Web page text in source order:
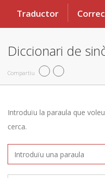
Traductor
Diccionari de
Compartiu
Introduïu la paraula que
cerca.